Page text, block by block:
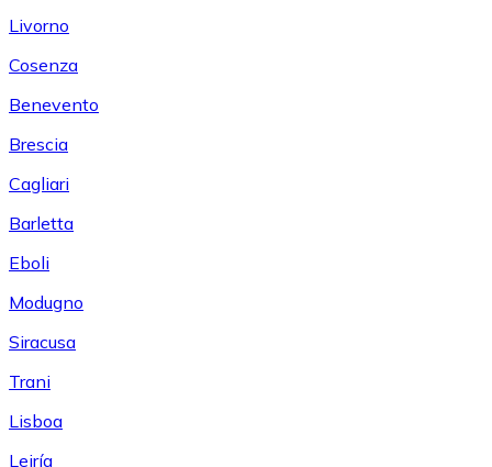
Livorno
Cosenza
Benevento
Brescia
Cagliari
Barletta
Eboli
Modugno
Siracusa
Trani
Lisboa
Leiría